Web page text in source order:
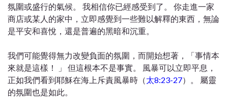
氛圍或盛行的氣候。
我相信你已經感受到了。
你走進一家
商店或某人的家中，立即感覺到一些難以解釋的東西，無論
是平安和喜悅，還是普遍的黑暗和沉重。
我們可能覺得無力改變負面的氛圍，而開始想著，「事情本
來就是這樣！
」 但這根本不是事實。
風暴可以立即平息，
正如我們看到耶穌在海上斥責風暴時（太8:23-27）。
屬靈
的氛圍也是如此。